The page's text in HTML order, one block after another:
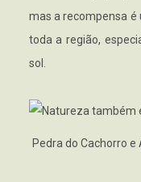
mas a recompensa
toda a região,
sol.
Pedra do Cachorro